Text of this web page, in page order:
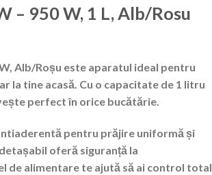
– 950 W, 1 L, Alb/Rosu
Alb/Roșu este aparatul ideal pentru
la tine acasă. Cu o capacitate de 1 litru
perfect în orice bucătărie.
pentru prăjire uniformă și
oferă siguranță la
de alimentare te ajută să ai control total